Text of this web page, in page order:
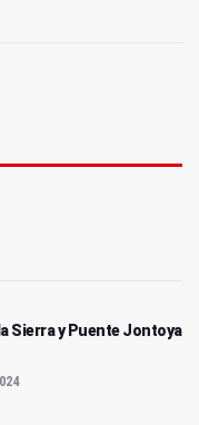
Sierra y Puente Jontoya